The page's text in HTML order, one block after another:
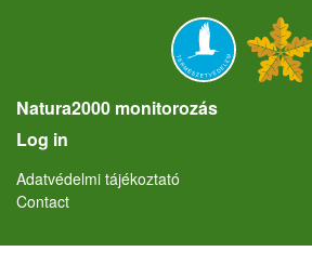
Natura2000 monitorozás
User account menu
Log in
Lábléc
Adatvédelmi tájékoztató
Contact